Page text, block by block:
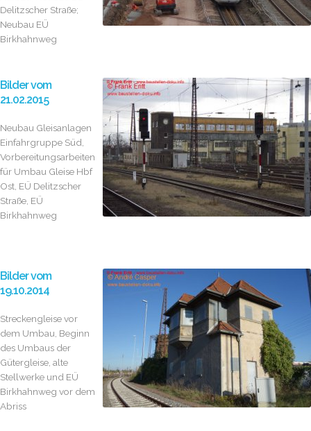
Delitzscher Straße;
Neubau EÜ
Birkhahnweg
Bilder vom
21.02.2015
Neubau Gleisanlagen
Einfahrgruppe Süd,
Vorbereitungsarbeiten
für Umbau Gleise Hbf
Ost, EÜ Delitzscher
Straße, EÜ
Birkhahnweg
Bilder vom
19.10.2014
Streckengleise vor
dem Umbau, Beginn
des Umbaus der
Gütergleise, alte
Stellwerke und EÜ
Birkhahnweg vor dem
Abriss